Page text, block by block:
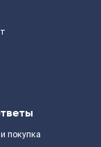
покупка